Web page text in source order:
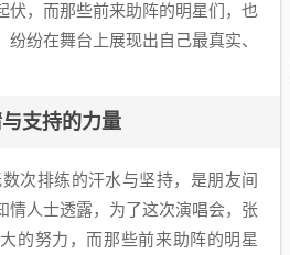
伏，而那些前来助阵的明星们，也
纷在舞台上展现出自己最真实、
支持的力量
次排练的汗水与坚持，是朋友间
情人士透露，为了这次演唱会，张
的努力，而那些前来助阵的明星